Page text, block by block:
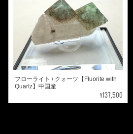
フローライト / クォーツ【Fluorite with
Quartz】中国産
¥137,500